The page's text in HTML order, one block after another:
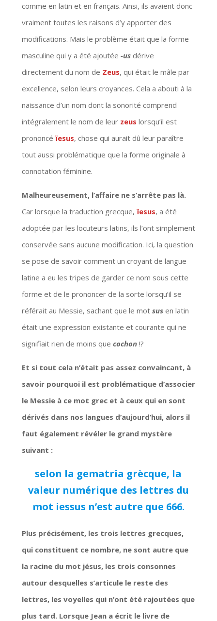
comme en latin et en français. Ainsi, ils avaient donc
vraiment toutes les raisons d’y apporter des
modifications. Mais le problème était que la forme
masculine qui y a été ajoutée -usdérive
directement du nom de Zeus, qui était le mâle par
excellence, selon leurs croyances. Cela a abouti à la
naissance d’un nom dont la sonorité comprend
intégralement le nom de leur zeus lorsqu’il est
prononcé ïesus, chose qui aurait dû leur paraître
tout aussi problématique que la forme originale à
connotation féminine.
Malheureusement, l’affaire ne s’arrête pas là.
Car lorsque la traduction grecque, ïesus, a été
adoptée par les locuteurs latins, ils l’ont simplement
conservée sans aucune modification. Ici, la question
se pose de savoir comment un croyant de langue
latine a eu les tripes de garder ce nom sous cette
forme et de le prononcer de la sorte lorsqu’il se
référait au Messie, sachant que le mot susen latin
était une expression existante et courante qui ne
signifiait rien de moins que cochon !?
Et si tout cela n’était pas assez convaincant, à
savoir pourquoi il est problématique d’associer
le Messie à ce mot grec et à ceux qui en sont
dérivés dans nos langues d’aujourd’hui, alors il
faut également révéler le grand mystère
suivant :
selon la gematria grècque, la
valeur numérique des lettres du
mot iessus n’est autre que 666.
Plus précisément, les trois lettres grecques,
qui constituent ce nombre, ne sont autre que
la racine du mot jésus, les trois consonnes
autour desquelles s’articule le reste des
lettres, les voyelles qui n’ont été rajoutées que
plus tard. Lorsque Jean a écrit le livre de